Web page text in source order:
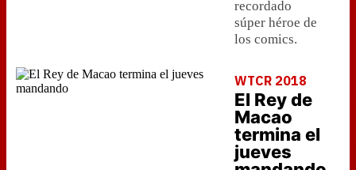
recordado
súper héroe de
los comics.
WTCR 2018
El Rey de
Macao
termina el
jueves